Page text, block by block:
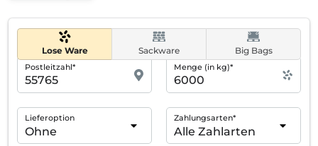
Lose Ware Sackware Big Bags
Postleitzahl* Menge (in kg)*
Lieferoption Zahlungsarten*